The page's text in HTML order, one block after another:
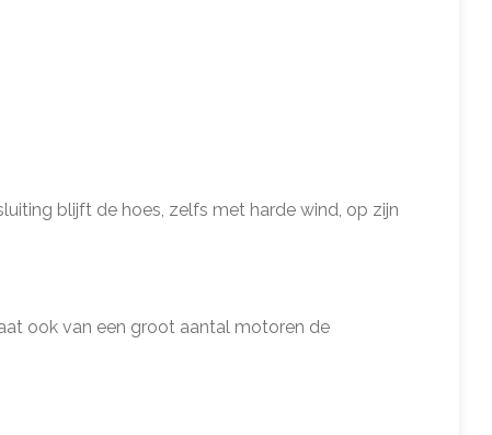
blijft de hoes, zelfs met harde wind, op zijn
ook van een groot aantal motoren de